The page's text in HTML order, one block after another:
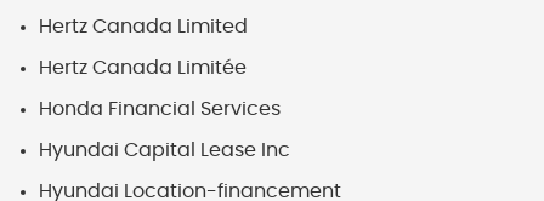
Hertz Canada Limited
Hertz Canada Limitée
Honda Financial Services
Hyundai Capital Lease Inc
Hyundai Location-financement